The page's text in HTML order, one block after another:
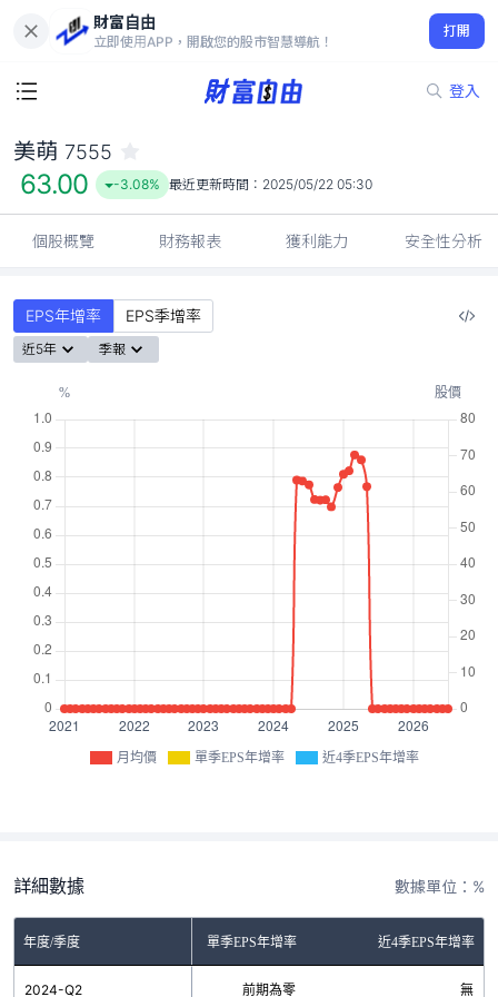
財富自由
立即使用APP，開啟您的股市智慧導航！
打開
登入
63.00
-3.08%
美萌 7555
63.00 -3.08% 最近更新時間： 2025/05/22 05:30
個股概覽 財務報表 獲利能力 安全性分析
EPS年增率 EPS季增率
近5年 季報
月均價 單季EPS年增率 近4季EPS年增率
詳細數據 數據單位：%
年度/季度 單季EPS年增率 近4季EPS年增率
2024-Q2 前期為零 無